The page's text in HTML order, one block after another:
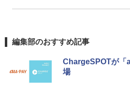
編集部のおすすめ記事
ChargeSPOTが「
場